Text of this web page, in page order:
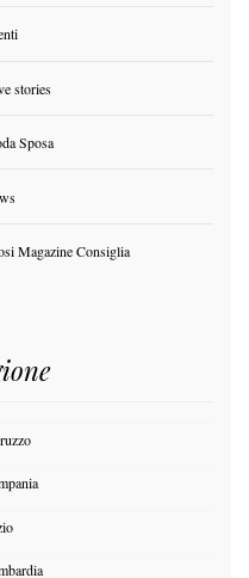
stories
Sposa
Magazine Consiglia